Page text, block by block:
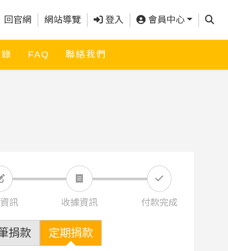
回官網 網站導覽 登入 會員中心 查詢
FAQ 聯絡我們
訊 收據資訊 付款完成
捐款 定期捐款